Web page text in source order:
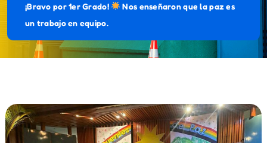
¡Bravo por 1er Grado!
Nos enseñaron que la paz es
un trabajo en equipo.